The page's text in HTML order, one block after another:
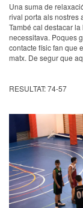
Una suma de
rival porta als nostres
També cal destacar
necessitava. Poques
contacte físic fan que
matx. De segur que
RESULTAT: 74-57